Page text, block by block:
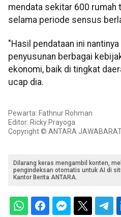
mendata sekitar 600 rumah
selama periode sensus
"Hasil pendataan ini
penyusunan berbagai
ekonomi, baik di tingkat
ucap dia.
Pewarta: Fathnur Rohman
Editor: Ricky Prayoga
Copyright © ANTARA
Dilarang keras mengambil konten,
pengindeksan otomatis untuk AI di
Kantor Berita ANTARA.